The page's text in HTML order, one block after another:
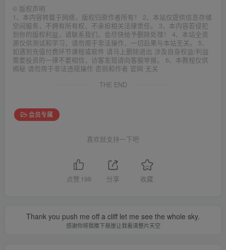
© 版权声明
1、本内容转载于网络，版权归原作者所有！ 2、本站仅提供信息存储
空间服务，不拥有所有权，不承担相关法律责任。 3、本内容若侵犯
到你的版权利益，请联系我们，会尽快给予删除处理！ 4、本站全资
源仅供测试和学习，请勿用于非法操作，一切后果与本站无关。 5、
如遇到充值付费环节课程或软件 请马上删除退出 涉及自身权益/利益
需要投资的一律不要相信，访客发现请向客服举报。 6、本教程仅供
揭秘 请勿用于非法违规操作 否则和作者 官网 无关
THE END
会员专属
喜欢就支持一下吧
点赞 198 分享 收藏
Thank you push me off a cliff let me see the whole sky.
感谢你将我推下悬崖让我看清整片天空